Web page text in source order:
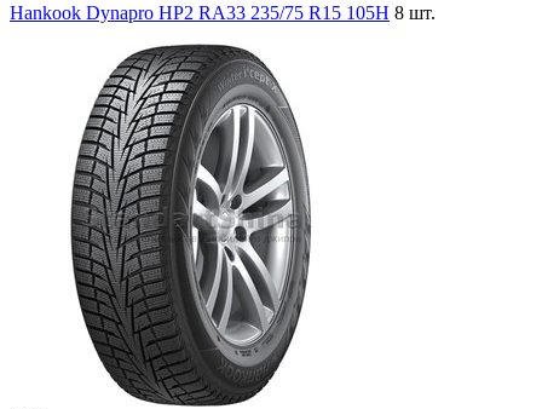
Hankook Dynapro HP2 RA33 235/75 R15 105H 8 шт.